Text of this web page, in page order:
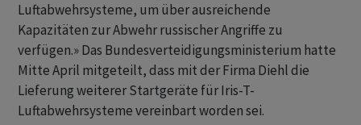
Luftabwehrsysteme, um über ausreichende
Kapazitäten zur Abwehr russischer Angriffe zu
verfügen.» Das Bundesverteidigungsministerium hatte
Mitte April mitgeteilt, dass mit der Firma Diehl die
Lieferung weiterer Startgeräte für Iris-T-
Luftabwehrsysteme vereinbart worden sei.